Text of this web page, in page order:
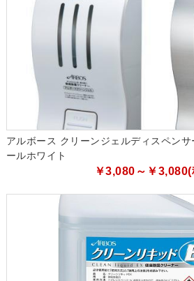
アルボース クリーンジェルディスペン
ールホワイト
￥3,080～￥